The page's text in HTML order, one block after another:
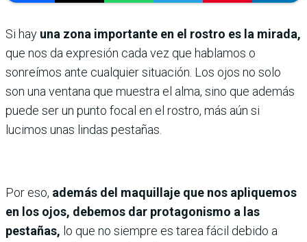
Si hay una zona importante en el rostro es la mirada,
que nos da expresión cada vez que hablamos o
sonreímos ante cualquier situación. Los ojos no solo
son una ventana que muestra el alma, sino que además
puede ser un punto focal en el rostro, más aún si
lucimos unas lindas pestañas.
Por eso, además del maquillaje que nos apliquemos
en los ojos, debemos dar protagonismo a las
pestañas, lo que no siempre es tarea fácil debido a